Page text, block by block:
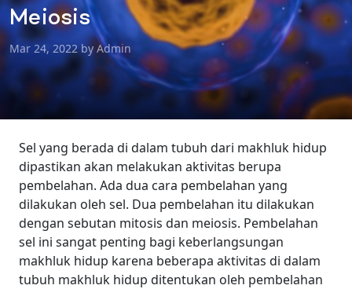
Meiosis
Mar 24, 2022 by Admin
Sel yang berada di dalam tubuh dari makhluk hidup
dipastikan akan melakukan aktivitas berupa
pembelahan. Ada dua cara pembelahan yang
dilakukan oleh sel. Dua pembelahan itu dilakukan
dengan sebutan mitosis dan meiosis. Pembelahan
sel ini sangat penting bagi keberlangsungan
makhluk hidup karena beberapa aktivitas di dalam
tubuh makhluk hidup ditentukan oleh pembelahan